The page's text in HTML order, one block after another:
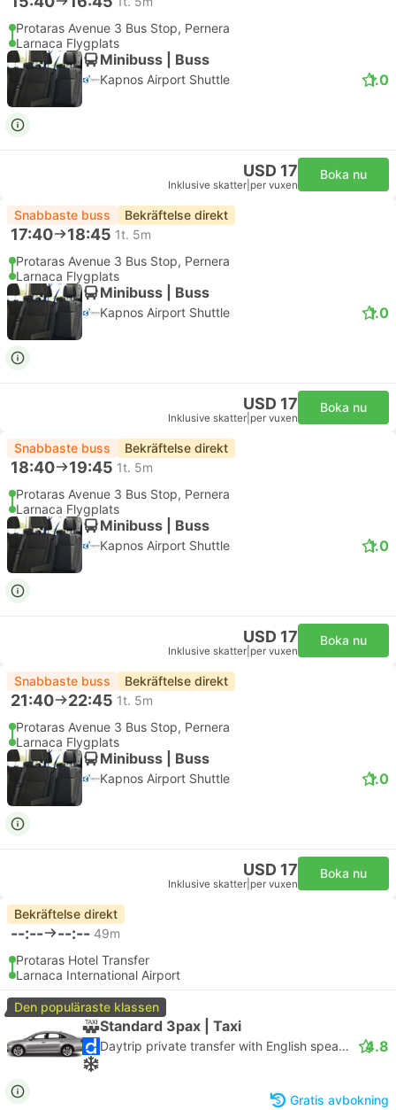
Protaras Avenue 3 Bus Stop, Pernera
Larnaca Flygplats
Minibuss | Buss
Kapnos Airport Shuttle 1.0
USD 17
Inklusive skatter per vuxen
Boka nu
Snabbaste buss Bekräftelse direkt
17:40 18:45 1t. 5m
Protaras Avenue 3 Bus Stop, Pernera
Larnaca Flygplats
Minibuss | Buss
Kapnos Airport Shuttle 1.0
USD 17
Inklusive skatter per vuxen
Boka nu
Snabbaste buss Bekräftelse direkt
18:40 19:45 1t. 5m
Protaras Avenue 3 Bus Stop, Pernera
Larnaca Flygplats
Minibuss | Buss
Kapnos Airport Shuttle 1.0
USD 17
Inklusive skatter per vuxen
Boka nu
Snabbaste buss Bekräftelse direkt
21:40 22:45 1t. 5m
Protaras Avenue 3 Bus Stop, Pernera
Larnaca Flygplats
Minibuss | Buss
Kapnos Airport Shuttle 1.0
USD 17
Inklusive skatter per vuxen
Boka nu
Bekräftelse direkt
--:-- --:-- 49m
Protaras Hotel Transfer
Larnaca International Airport
Den populäraste klassen
Standard 3pax | Taxi
Daytrip private transfer with English speaking driver 4.8
Gratis avbokning